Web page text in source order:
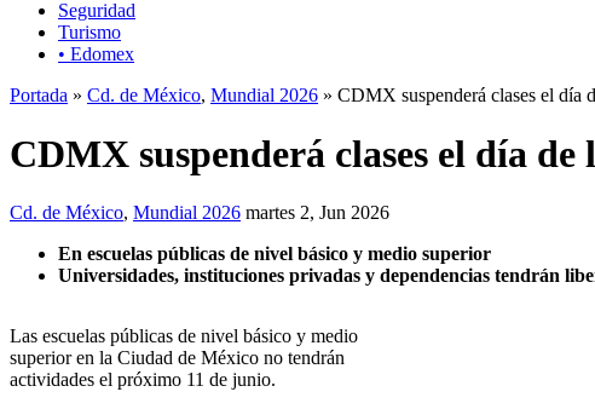
Seguridad
Turismo
• Edomex
Portada » Cd. de México, Mundial 2026 » CDMX suspenderá clases el día
CDMX suspenderá clases el día
Cd. de México, Mundial 2026 martes 2, Jun 2026
En escuelas públicas de nivel básico y medio superior
Universidades, instituciones privadas y dependencias tendrán
Las escuelas públicas de nivel básico y medio
superior en la Ciudad de México no tendrán
actividades el próximo 11 de junio.